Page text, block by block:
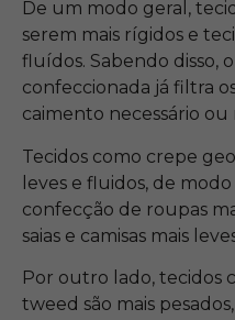
De um modo geral,
serem mais rígidos e
fluídos. Sabendo disso,
confeccionada já filtra
caimento necessário ou
Tecidos como crepe
leves e fluidos, de
confecção de roupas
saias e camisas mais
Por outro lado, tecidos
tweed são mais